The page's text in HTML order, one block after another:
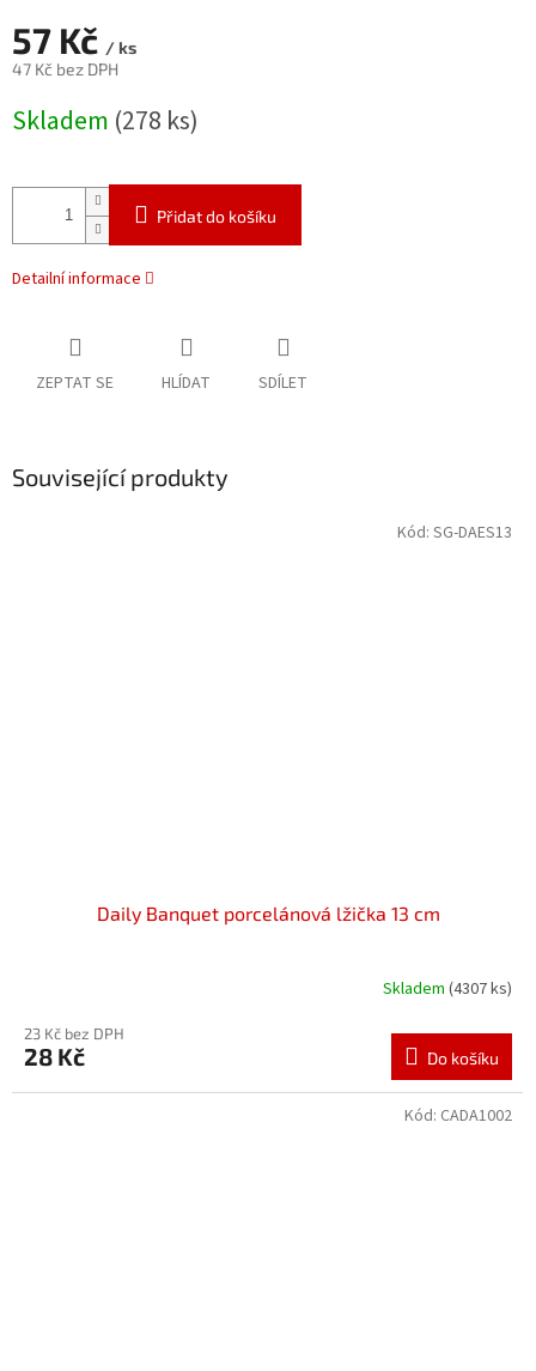
57 Kč / ks
47 Kč bez DPH
cena:
Skladem (278 ks)
Přidat do košíku
Detailní informace
ZEPTAT SE HLÍDAT SDÍLET
Související produkty
Daily Banquet porcelánová lžička 13 cm
Skladem (4307 ks)
23 Kč bez DPH
28 Kč Do košíku
Kód: SG-DAES13
Kód: CADA1002